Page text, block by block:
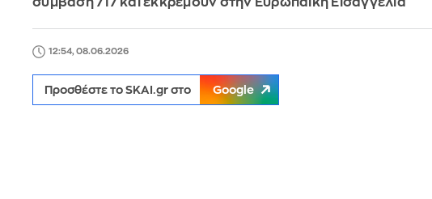
σύμβαση 717 και εκκρεμούν στην Ευρωπαϊκή Εισαγγελία
12:54, 08.06.2026
Προσθέστε το SKAI.gr στο Google